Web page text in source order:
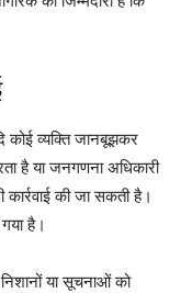
कोई व्यक्ति जानबूझकर
है या जनगणना अधिकारी
की जा सकती है।
है।
या सूचनाओं को